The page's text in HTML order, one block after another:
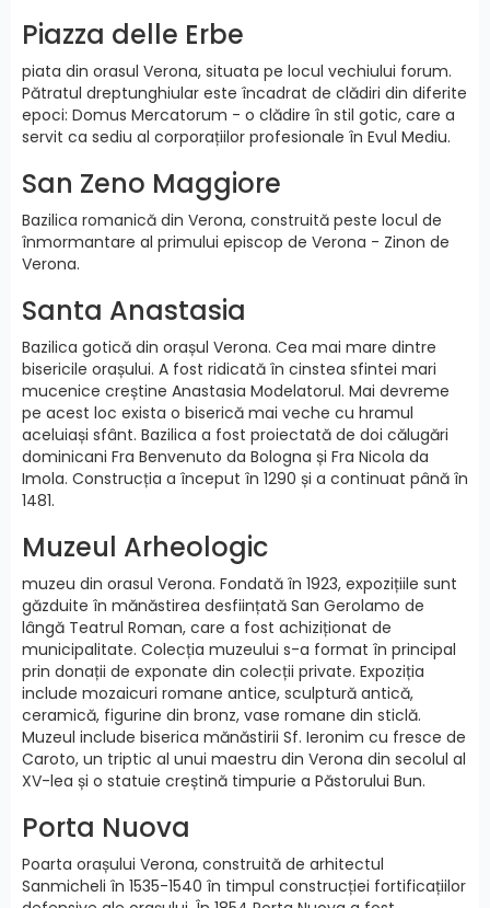
Piazza delle Erbe
piata din orasul Verona, situata pe locul vechiului forum.
Pătratul dreptunghiular este încadrat de clădiri din diferite
epoci: Domus Mercatorum - o clădire în stil gotic, care a
servit ca sediu al corporațiilor profesionale în Evul Mediu.
San Zeno Maggiore
Bazilica romanică din Verona, construită peste locul de
înmormantare al primului episcop de Verona - Zinon de
Verona.
Santa Anastasia
Bazilica gotică din orașul Verona. Cea mai mare dintre
bisericile orașului. A fost ridicată în cinstea sfintei mari
mucenice creștine Anastasia Modelatorul. Mai devreme
pe acest loc exista o biserică mai veche cu hramul
aceluiași sfânt. Bazilica a fost proiectată de doi călugări
dominicani Fra Benvenuto da Bologna și Fra Nicola da
Imola. Construcția a început în 1290 și a continuat până în
1481.
Muzeul Arheologic
muzeu din orasul Verona. Fondată în 1923, expozițiile sunt
găzduite în mănăstirea desființată San Gerolamo de
lângă Teatrul Roman, care a fost achiziționat de
municipalitate. Colecția muzeului s-a format în principal
prin donații de exponate din colecții private. Expoziția
include mozaicuri romane antice, sculptură antică,
ceramică, figurine din bronz, vase romane din sticlă.
Muzeul include biserica mănăstirii Sf. Ieronim cu fresce de
Caroto, un triptic al unui maestru din Verona din secolul al
XV-lea și o statuie creștină timpurie a Păstorului Bun.
Porta Nuova
Poarta orașului Verona, construită de arhitectul
Sanmicheli în 1535-1540 în timpul construcției fortificațiilor